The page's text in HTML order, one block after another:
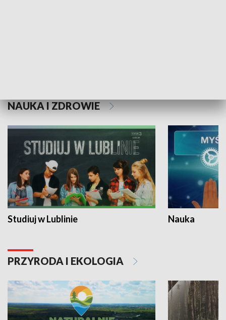
NAUKA I ZDROWIE
Studiuj w Lublinie Nauka
PRZYRODA I EKOLOGIA